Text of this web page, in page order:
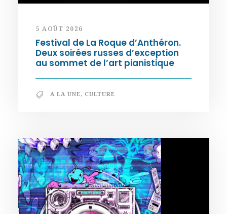
5 AOÛT 2026
Festival de La Roque d’Anthéron.
Deux soirées russes d’exception
au sommet de l’art pianistique
A LA UNE, CULTURE